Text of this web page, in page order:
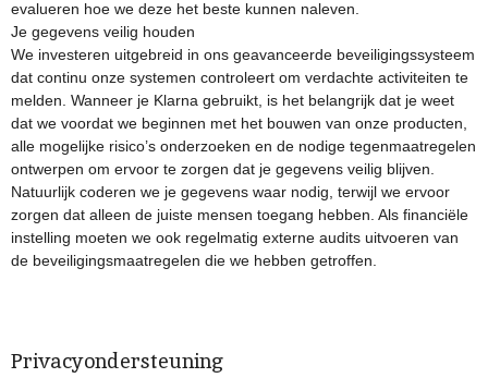
evalueren hoe we deze het beste kunnen naleven.
Je gegevens veilig houden
We investeren uitgebreid in ons geavanceerde beveiligingssysteem
dat continu onze systemen controleert om verdachte activiteiten te
melden. Wanneer je Klarna gebruikt, is het belangrijk dat je weet
dat we voordat we beginnen met het bouwen van onze producten,
alle mogelijke risico’s onderzoeken en de nodige tegenmaatregelen
ontwerpen om ervoor te zorgen dat je gegevens veilig blijven.
Natuurlijk coderen we je gegevens waar nodig, terwijl we ervoor
zorgen dat alleen de juiste mensen toegang hebben. Als financiële
instelling moeten we ook regelmatig externe audits uitvoeren van
de beveiligingsmaatregelen die we hebben getroffen.
Privacyondersteuning